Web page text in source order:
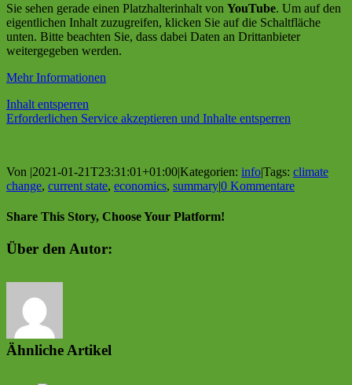
Sie sehen gerade einen Platzhalterinhalt von YouTube. Um auf den
eigentlichen Inhalt zuzugreifen, klicken Sie auf die Schaltfläche
unten. Bitte beachten Sie, dass dabei Daten an Drittanbieter
weitergegeben werden.
Mehr Informationen
Inhalt entsperren
Erforderlichen Service akzeptieren und Inhalte entsperren
Von |2021-01-21T23:31:01+01:00|Kategorien: info|Tags: climate
change, current state, economics, summary|0 Kommentare
Share This Story, Choose Your Platform!
Facebook
Twitter
Reddit
LinkedIn
WhatsApp
Tumblr
Pinterest
Vk
E-
Über den Autor:
Ähnliche Artikel